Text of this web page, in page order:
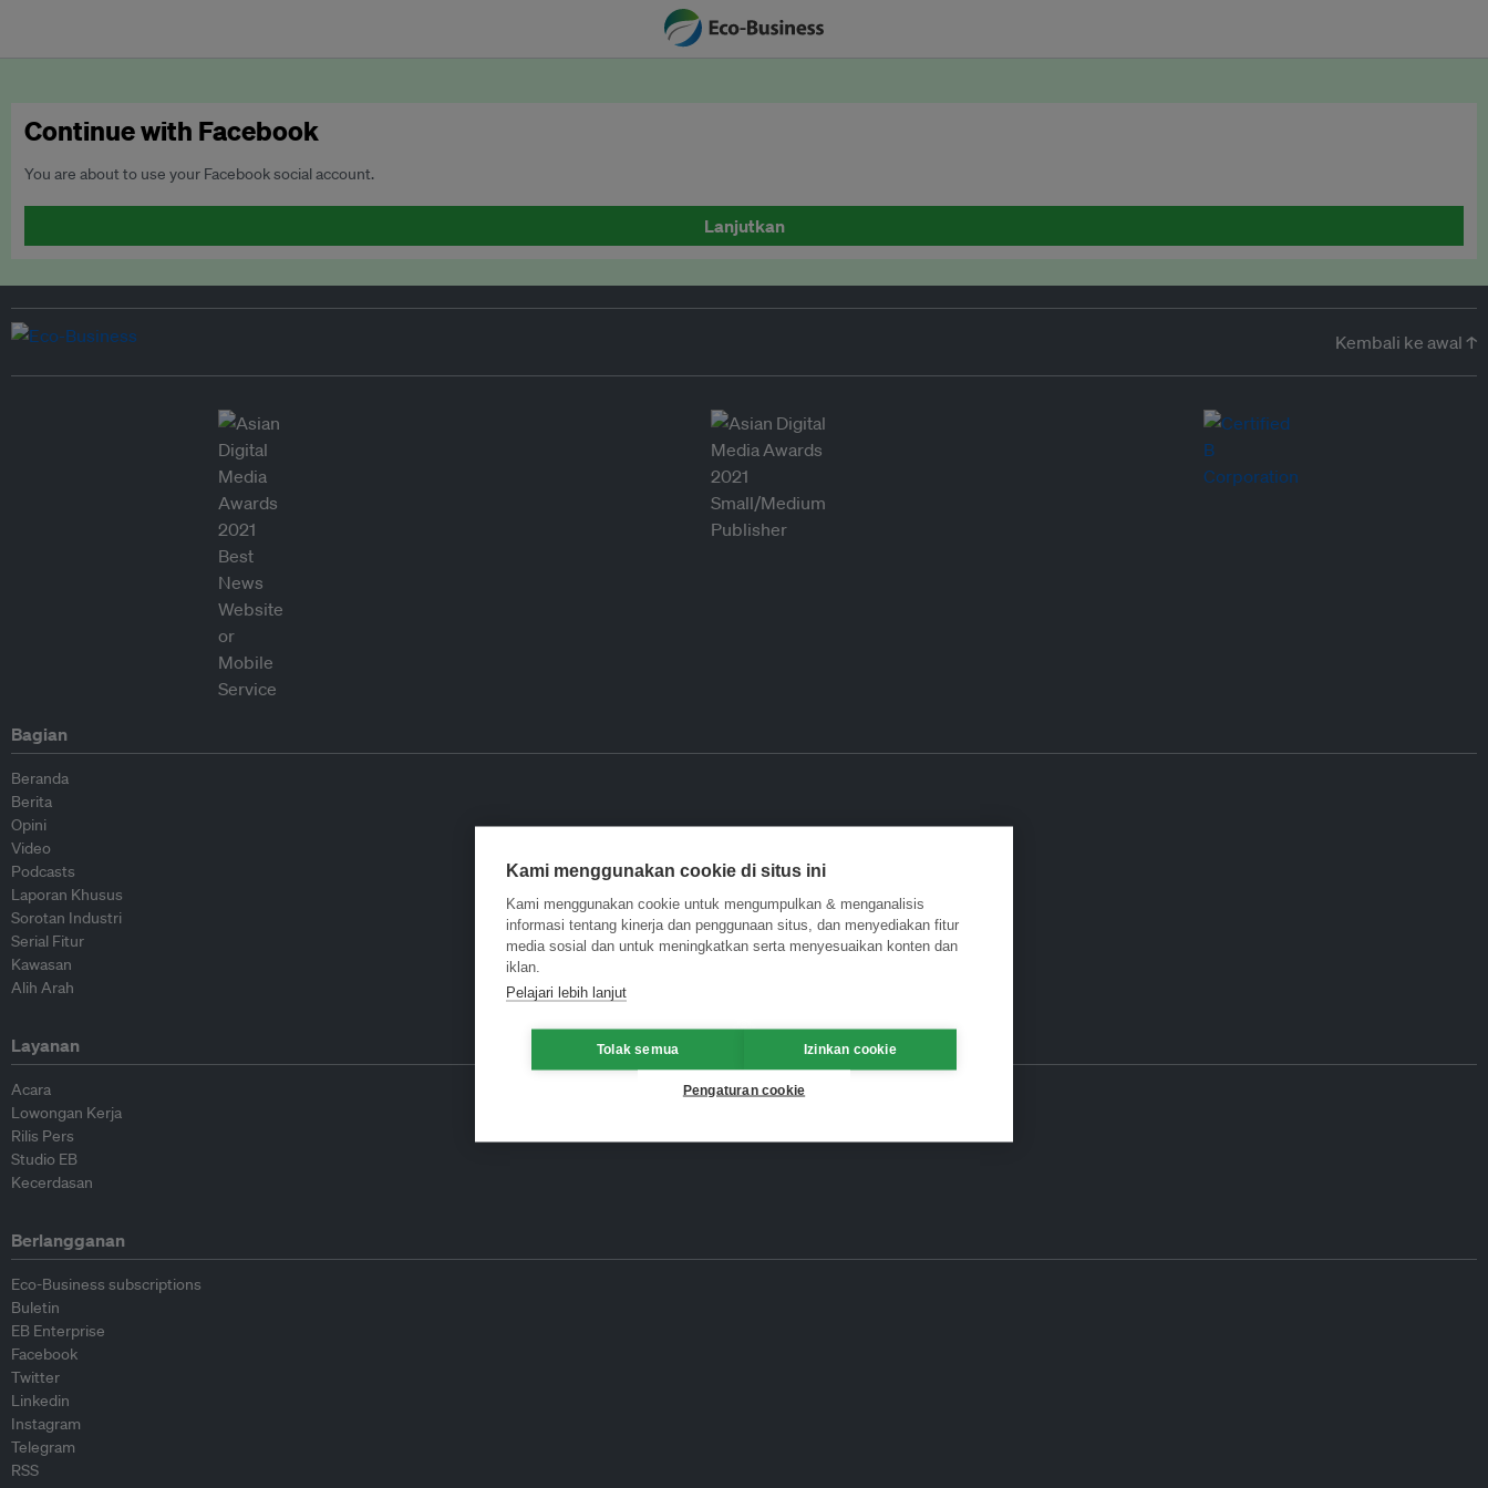
Continue with Facebook
You are about to use your Facebook social account.
Lanjutkan
Kembali ke awal ↑
Bagian
Beranda
Berita
Opini
Video
Podcasts
Laporan Khusus
Sorotan Industri
Serial Fitur
Kawasan
Alih Arah
Layanan
Acara
Lowongan Kerja
Rilis Pers
Studio EB
Kecerdasan
Berlangganan
Eco-Business subscriptions
Buletin
EB Enterprise
Facebook
Twitter
Linkedin
Instagram
Telegram
RSS
Kami menggunakan cookie di situs ini
Kami menggunakan cookie untuk mengumpulkan & menganalisis
informasi tentang kinerja dan penggunaan situs, dan menyediakan fitur
media sosial dan untuk meningkatkan serta menyesuaikan konten dan
iklan.
Pelajari lebih lanjut
Tolak semua Izinkan cookie
Pengaturan cookie